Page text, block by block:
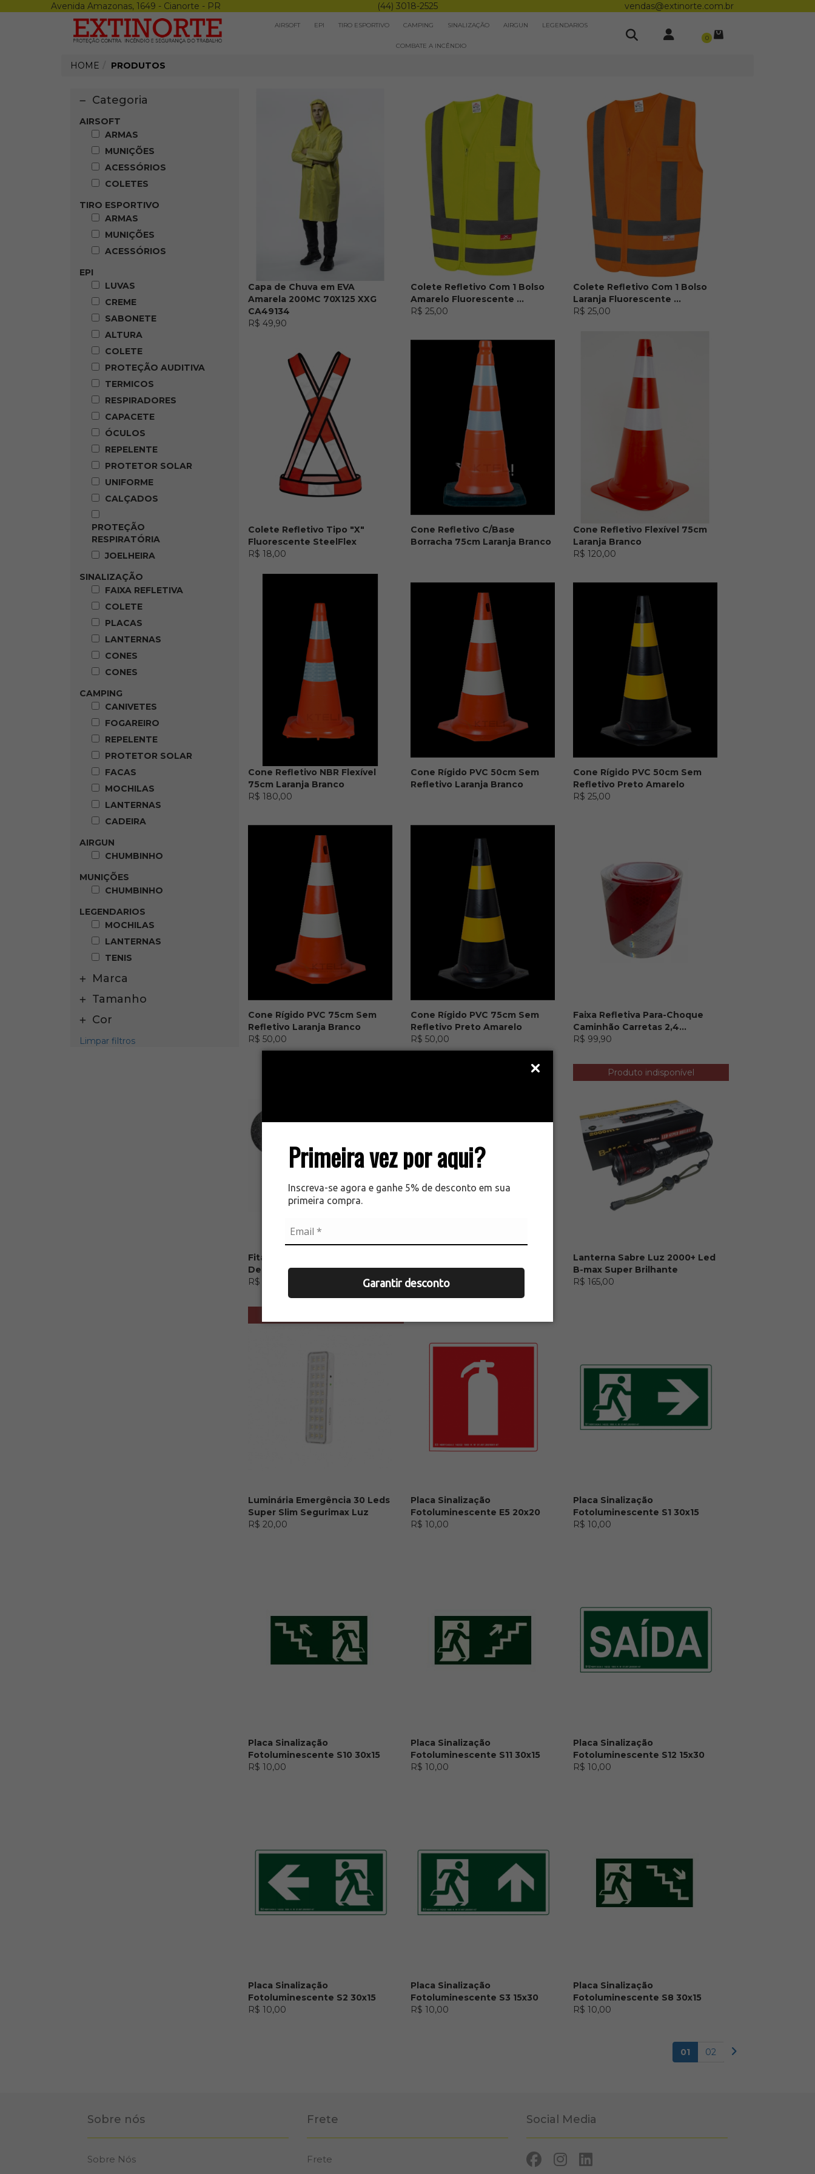
Primeira vez por aqui?
Inscreva-se agora e ganhe 5% de desconto em sua
primeira compra.
Garantir desconto
Menu X
Armas
Acessórios
Repelente
Protetor Solar
Proteção Auditiva
Proteção Respiratória
Munições
Acessórios
Protetor Solar
Combate a Incêndio
Avenida Amazonas, 1649 - Cianorte - PR (44) 3018-2525 vendas@extinorte.com.br
AIRSOFT EPI TIRO ESPORTIVO CAMPING SINALIZAÇÃO AIRGUN LEGENDARIOS
COMBATE A INCÊNDIO
0
HOME PRODUTOS
Categoria
AIRSOFT
ARMAS
MUNIÇÕES
ACESSÓRIOS
COLETES
TIRO ESPORTIVO
ARMAS
MUNIÇÕES
ACESSÓRIOS
EPI
LUVAS
CREME
SABONETE
ALTURA
COLETE
PROTEÇÃO AUDITIVA
TERMICOS
RESPIRADORES
CAPACETE
ÓCULOS
REPELENTE
PROTETOR SOLAR
UNIFORME
CALÇADOS
PROTEÇÃO
RESPIRATÓRIA
JOELHEIRA
SINALIZAÇÃO
FAIXA REFLETIVA
COLETE
PLACAS
LANTERNAS
CONES
CONES
CAMPING
CANIVETES
FOGAREIRO
REPELENTE
PROTETOR SOLAR
FACAS
MOCHILAS
LANTERNAS
CADEIRA
AIRGUN
CHUMBINHO
MUNIÇÕES
CHUMBINHO
LEGENDARIOS
MOCHILAS
LANTERNAS
TENIS
Marca
Tamanho
Cor
Limpar filtros
Capa de Chuva em EVA
Amarela 200MC 70X125 XXG
CA49134
R$ 49,90
Colete Refletivo Com 1 Bolso
Amarelo Fluorescente ...
R$ 25,00
Colete Refletivo Com 1 Bolso
Laranja Fluorescente ...
R$ 25,00
Colete Refletivo Tipo "X"
Fluorescente SteelFlex
R$ 18,00
Cone Refletivo C/Base
Borracha 75cm Laranja Branco
Cone Refletivo Flexível 75cm
Laranja Branco
R$ 120,00
Cone Refletivo NBR Flexível
75cm Laranja Branco
R$ 180,00
Cone Rígido PVC 50cm Sem
Refletivo Laranja Branco
Cone Rígido PVC 50cm Sem
Refletivo Preto Amarelo
R$ 25,00
Cone Rígido PVC 75cm Sem
Refletivo Laranja Branco
R$ 50,00
Cone Rígido PVC 75cm Sem
Refletivo Preto Amarelo
R$ 50,00
Faixa Refletiva Para-Choque
Caminhão Carretas 2,4...
R$ 99,90
Fita Antiderrapante 3M Pisos
Degrau Rampa Preto 50...
R$ 165,00
Carreta Caminhão...
R$ 49,90
Produto indisponível
Lanterna Sabre Luz 2000+ Led
B-max Super Brilhante
R$ 165,00
Luminária Emergência 30 Leds
Super Slim Segurimax Luz
R$ 20,00
Placa Sinalização
Fotoluminescente E5 20x20
R$ 10,00
Placa Sinalização
Fotoluminescente S1 30x15
R$ 10,00
Placa Sinalização
Fotoluminescente S10 30x15
R$ 10,00
Placa Sinalização
Fotoluminescente S11 30x15
R$ 10,00
Placa Sinalização
Fotoluminescente S12 15x30
R$ 10,00
Placa Sinalização
Fotoluminescente S2 30x15
R$ 10,00
Placa Sinalização
Fotoluminescente S3 15x30
R$ 10,00
Placa Sinalização
Fotoluminescente S8 30x15
R$ 10,00
01 02
Sobre nós
Sobre Nós
Frete
Frete
Social Media